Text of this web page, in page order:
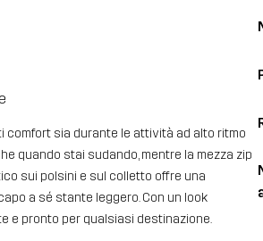
comfort sia durante le attività ad alto ritmo
quando stai sudando, mentre la mezza zip
sui polsini e sul colletto offre una
a sé stante leggero. Con un look
e pronto per qualsiasi destinazione.